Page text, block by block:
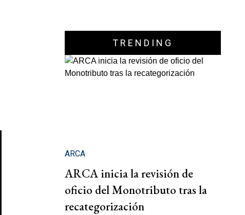
TRENDING
ARCA
ARCA inicia la revisión de
oficio del Monotributo tras la
recategorización